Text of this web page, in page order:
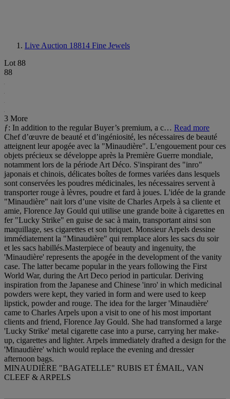
Live Auction 18814 Fine Jewels
Lot 88
88
3 More
ƒ: In addition to the regular Buyer’s premium, a c… Read more
Chef d’œuvre de beauté et d’ingéniosité, les nécessaires de beauté
atteignent leur apogée avec la "Minaudière". L’engouement pour ces
objets précieux se développe après la Première Guerre mondiale,
notamment lors de la période Art Déco. S'inspirant des "inro"
japonais et chinois, délicates boîtes de formes variées dans lesquels
sont conservées les poudres médicinales, les nécessaires servent à
transporter rouge à lèvres, poudre et fard à joues. L'idée de la grande
"Minaudière" nait lors d’une visite de Charles Arpels à sa cliente et
amie, Florence Jay Gould qui utilise une grande boite à cigarettes en
fer "Lucky Strike" en guise de sac à main, transportant ainsi son
maquillage, ses cigarettes et son briquet. Monsieur Arpels dessine
immédiatement la "Minaudière" qui remplace alors les sacs du soir
et les sacs habillés.Masterpiece of beauty and ingenuity, the
'Minaudière' represents the apogée in the development of the vanity
case. The latter became popular in the years following the First
World War, during the Art Deco period in particular. Deriving
inspiration from the Japanese and Chinese 'inro' in which medicinal
powders were kept, they varied in form and were used to keep
lipstick, powder and rouge. The idea for the larger 'Minaudière'
came to Charles Arpels upon a visit to one of his most important
clients and friend, Florence Jay Gould. She had transformed a large
'Lucky Strike' metal cigarette case into a purse, carrying her make-
up, cigarettes and lighter. Arpels immediately drafted a design for the
'Minaudière' which would replace the evening and dressier
afternoon bags.
MINAUDIÈRE "BAGATELLE" RUBIS ET ÉMAIL, VAN
CLEEF & ARPELS